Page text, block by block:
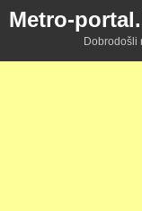
Metro-
Dobrodošli